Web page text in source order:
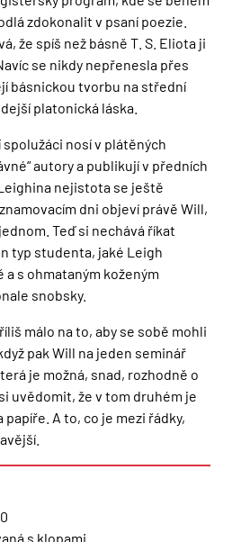
zdokonalit v psaní poezie.
že spíš než básně T. S. Eliota ji
se nikdy nepřenesla přes
básnickou tvorbu na střední
platonická láska.
nosí v plátěných
autory a publikují v předních
nejistota se ještě
dni objeví právě Will,
Teď si nechává říkat
typ studenta, jaké Leigh
s ohmataným koženým
snobsky.
málo na to, aby se sobě mohli
pak Will na jeden seminář
je možná, snad, rozhodně o
uvědomit, že v tom druhém je
papíře. A to, co je mezi řádky,
s klopami